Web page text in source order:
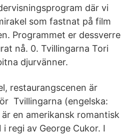
där vi
som fastnat på film
Programmet er dessverre
nå. 0. Tvillingarna Tori
djurvänner.
restaurangscenen är
Tvillingarna (engelska:
en amerikansk romantisk
regi av George Cukor. I